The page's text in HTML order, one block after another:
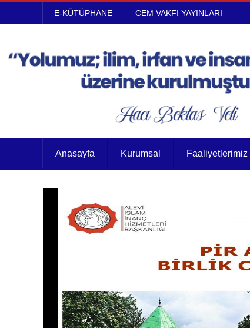
E-KÜTÜPHANE CEM VAKFI YAYINLARI
Anasayfa Kurumsal Faaliyetlerimiz